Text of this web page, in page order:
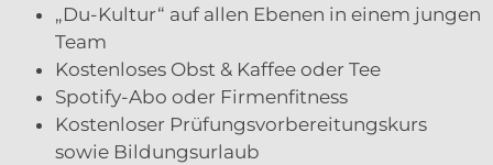
„Du-Kultur“ auf allen Ebenen in einem jungen
Team
Kostenloses Obst & Kaffee oder Tee
Spotify-Abo oder Firmenfitness
Kostenloser Prüfungsvorbereitungskurs
sowie Bildungsurlaub